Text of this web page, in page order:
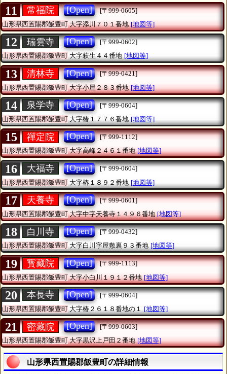
11 常福院 [Open]
[〒999-0605]
山形県西置賜郡飯豊町大字添川７０１番地 [地図等]
12 瑞雲寺 [Open]
[〒999-0602]
山形県西置賜郡飯豊町大字萩生４４番地 [地図等]
13 清林寺 [Open]
[〒999-0421]
山形県西置賜郡飯豊町大字小屋２８３番地 [地図等]
14 泉学寺 [Open]
[〒999-0604]
山形県西置賜郡飯豊町 大字椿１７７６番地 [地図等]
15 禪定院 [Open]
[〒999-1112]
山形県西置賜郡飯豊町大字高峰２４６１番地 [地図等]
16 大福寺 [Open]
[〒999-0604]
山形県西置賜郡飯豊町 大字椿１８９２番地 [地図等]
17 天養寺 [Open]
[〒999-0601]
山形県西置賜郡飯豊町大字中字天養寺１４９６番地 [地図等]
18 白川寺 [Open]
[〒999-0432]
山形県西置賜郡飯豊町大字白川字屋敷裏９３番地 [地図等]
19 寳藏院 [Open]
[〒999-1113]
山形県西置賜郡飯豊町大字小白川１９１２番地 [地図等]
20 本長寺 [Open]
[〒999-0604]
山形県西置賜郡飯豊町 大字椿２６１８番地の１ [地図等]
21 密藏院 [Open]
[〒999-0603]
山形県西置賜郡飯豊町大字黒沢上戸田２番地 [地図等]
山形県西置賜郡飯豊町の詳細情報